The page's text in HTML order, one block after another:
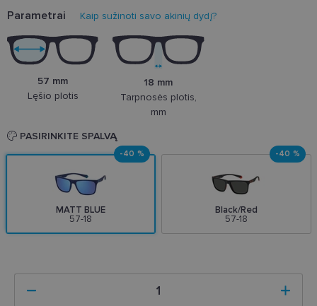
Parametrai Kaip sužinoti savo akinių dydį?
57 mm
Lęšio plotis
18 mm
Tarpnosės plotis,
mm
PASIRINKITE SPALVĄ
MATT BLUE
57-18
-40 %
Black/Red
57-18
-40 %